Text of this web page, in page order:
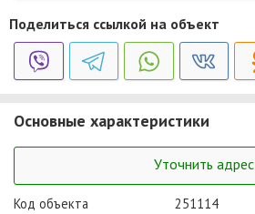
Поделиться ссылкой на объект
Основные характеристики
Уточнить адрес
Код объекта
251114